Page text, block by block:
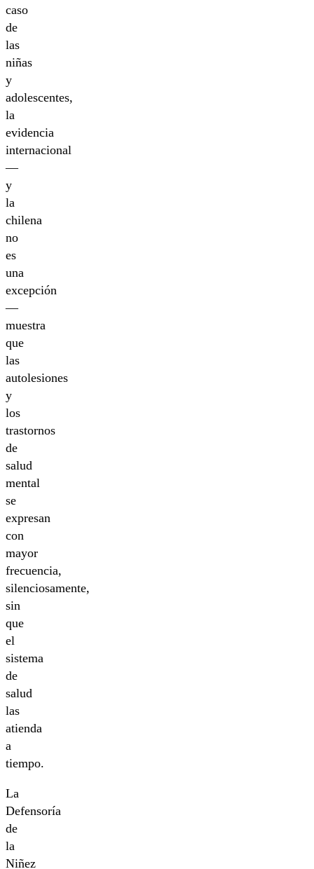
caso
de
las
niñas
y
adolescentes,
la
evidencia
internacional
—
y
la
chilena
no
es
una
excepción
—
muestra
que
las
autolesiones
y
los
trastornos
de
salud
mental
se
expresan
con
mayor
frecuencia,
silenciosamente,
sin
que
el
sistema
de
salud
las
atienda
a
tiempo.
La
Defensoría
de
la
Niñez